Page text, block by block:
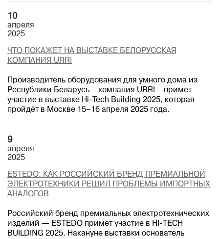
10
апреля
2025
ЧТО ПОКАЖЕТ НА ВЫСТАВКЕ БЕЛОРУССКАЯ
КОМПАНИЯ URRI
Производитель оборудования для умного дома из
Республики Беларусь – компания URRI – примет
участие в выставке Hi-Tech Building 2025, которая
пройдёт в Москве 15–16 апреля 2025 года.
9
апреля
2025
ESTEDO: КАК РОССИЙСКИЙ БРЕНД ПРЕМИАЛЬНОЙ
ЭЛЕКТРОТЕХНИКИ РЕШИЛ ПРОБЛЕМЫ ИМПОРТНЫХ
АНАЛОГОВ
Российский бренд премиальных электротехнических
изделий — ESTEDO примет участие в HI-TECH
BUILDING 2025. Накануне выставки основатель